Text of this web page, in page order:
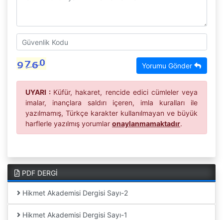
Yorumu Gönder
UYARI : Küfür, hakaret, rencide edici cümleler veya
imalar, inançlara saldırı içeren, imla kuralları ile
yazılmamış, Türkçe karakter kullanılmayan ve büyük
harflerle yazılmış yorumlar onaylanmamaktadır.
PDF DERGİ
Hikmet Akademisi Dergisi Sayı-2
Hikmet Akademisi Dergisi Sayı-1